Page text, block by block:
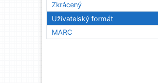
Zkrácený
Uživatelský formát
MARC